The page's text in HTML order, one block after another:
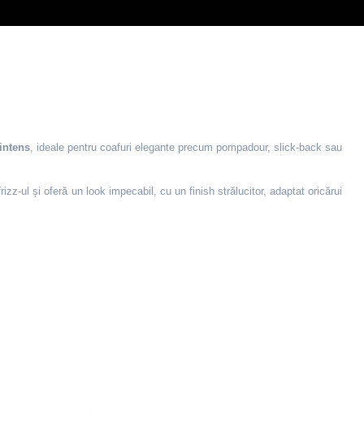
, ideale pentru coafuri elegante precum pompadour, slick-back sau
ul și oferă un look impecabil, cu un finish strălucitor, adaptat oricărui